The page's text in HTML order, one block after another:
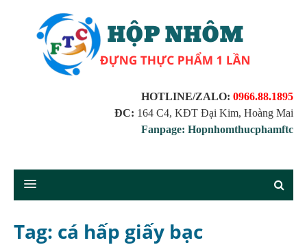
HOTLINE/ZALO: 0966.88.1895
ĐC: 164 C4, KĐT Đại Kim, Hoàng Mai
Fanpage: Hopnhomthucphamftc
Tag: cá hấp giấy bạc